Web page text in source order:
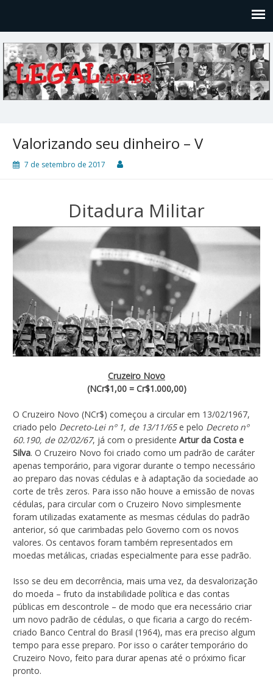
Valorizando seu dinheiro – V
7 de setembro de 2017
Ditadura Militar
Cruzeiro Novo
(NCr$1,00 = Cr$1.000,00)
O Cruzeiro Novo (NCr$) começou a circular em 13/02/1967,
criado pelo Decreto-Lei nº 1, de 13/11/65e pelo Decreto nº
60.190, de 02/02/67, já com o presidente Artur da Costa e
Silva. O Cruzeiro Novo foi criado como um padrão de caráter
apenas temporário, para vigorar durante o tempo necessário
ao preparo das novas cédulas e à adaptação da sociedade ao
corte de três zeros. Para isso não houve a emissão de novas
cédulas, para circular com o Cruzeiro Novo simplesmente
foram utilizadas exatamente as mesmas cédulas do padrão
anterior, só que carimbadas pelo Governo com os novos
valores. Os centavos foram também representados em
moedas metálicas, criadas especialmente para esse padrão.
Isso se deu em decorrência, mais uma vez, da desvalorização
do moeda – fruto da instabilidade política e das contas
públicas em descontrole – de modo que era necessário criar
um novo padrão de cédulas, o que ficaria a cargo do recém-
criado Banco Central do Brasil (1964), mas era preciso algum
tempo para esse preparo. Por isso o caráter temporário do
Cruzeiro Novo, feito para durar apenas até o próximo ficar
pronto.